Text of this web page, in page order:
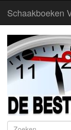
Schaakboeken